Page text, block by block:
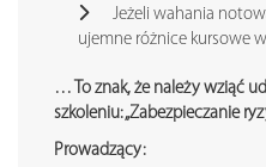
Jeżeli wahania
ujemne różnice kursowe
… To znak, że należy wziąć
szkoleniu: „Zabezpieczanie
Prowadzący: